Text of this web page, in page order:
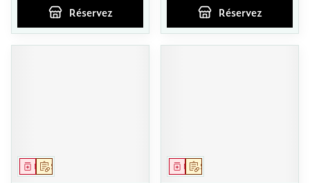
Réservez Réservez
Sur prescription
Médicament Sur prescription
Médicament